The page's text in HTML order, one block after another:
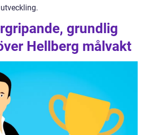
grundlig
Hellberg målvakt